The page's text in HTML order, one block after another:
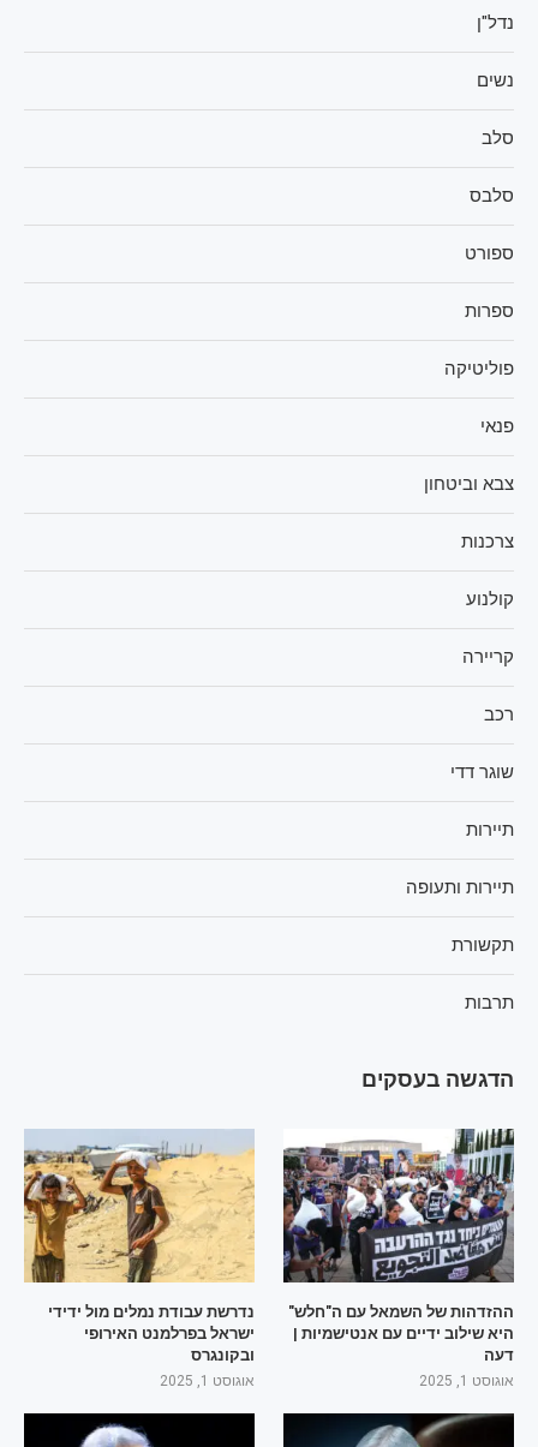
נדל"ן
נשים
סלב
סלבס
ספורט
ספרות
פוליטיקה
פנאי
צבא וביטחון
צרכנות
קולנוע
קריירה
רכב
שוגר דדי
תיירות
תיירות ותעופה
תקשורת
תרבות
הדגשה בעסקים
ההזדהות של השמאל עם ה"חלש"
היא שילוב ידיים עם אנטישמיות |
דעה
אוגוסט 1, 2025
נדרשת עבודת נמלים מול ידידי
ישראל בפרלמנט האירופי
ובקונגרס
אוגוסט 1, 2025